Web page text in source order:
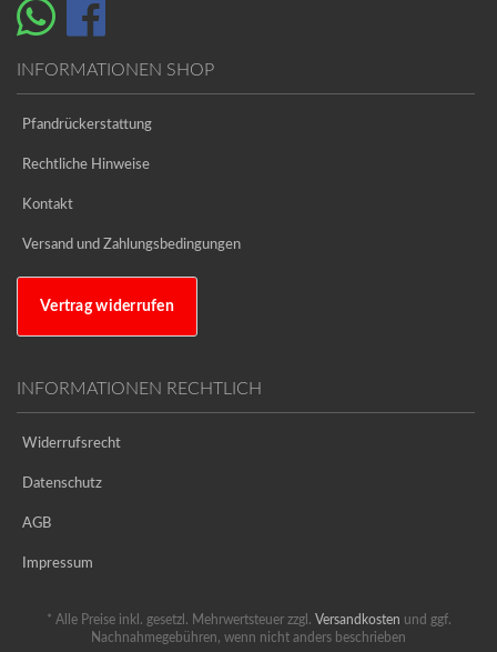
INFORMATIONEN SHOP
Pfandrückerstattung
Rechtliche Hinweise
Kontakt
Versand und Zahlungsbedingungen
Vertrag widerrufen
INFORMATIONEN RECHTLICH
Widerrufsrecht
Datenschutz
AGB
Impressum
* Alle Preise inkl. gesetzl. Mehrwertsteuer zzgl. Versandkosten und ggf.
Nachnahmegebühren, wenn nicht anders beschrieben